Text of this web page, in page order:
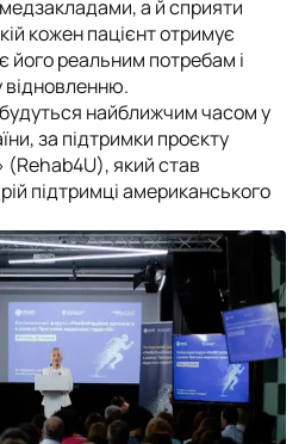
а й сприяти
кожен пацієнт отримує
його реальним потребам і
найближчим часом у
за підтримки проєкту
(Rehab4U), який став
підтримці американського